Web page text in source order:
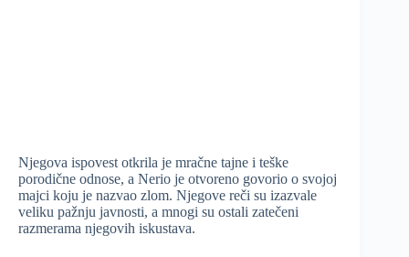
Njegova ispovest otkrila je mračne tajne i teške
porodične odnose, a Nerio je otvoreno govorio o svojoj
majci koju je nazvao zlom. Njegove reči su izazvale
veliku pažnju javnosti, a mnogi su ostali zatečeni
razmerama njegovih iskustava.